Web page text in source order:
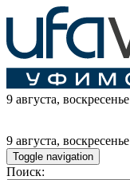
9 августа, воскресенье
9 августа, воскресенье
Toggle navigation
Поиск: